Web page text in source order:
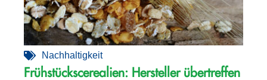
Nachhaltigkeit
Frühstückscerealien: Hersteller übertreffen